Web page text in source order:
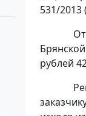
531/2013
рублей